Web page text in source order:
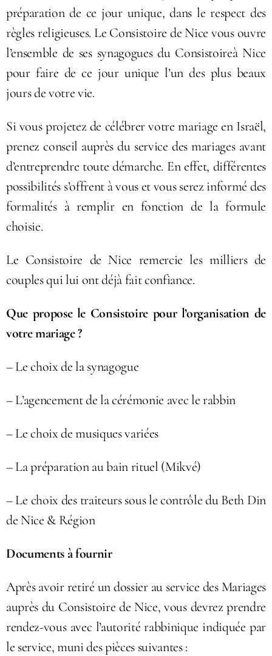
préparation de ce jour unique, dans le respect des
règles religieuses. Le Consistoire de Nice vous ouvre
l’ensemble de ses synagogues du Consistoireà Nice
pour faire de ce jour unique l’un des plus beaux
jours de votre vie.
Si vous projetez de célébrer votre mariage en Israël,
prenez conseil auprès du service des mariages avant
d’entreprendre toute démarche. En effet, différentes
possibilités s’offrent à vous et vous serez informé des
formalités à remplir en fonction de la formule
choisie.
Le Consistoire de Nice remercie les milliers de
couples qui lui ont déjà fait confiance.
Que propose le Consistoire pour l’organisation de
votre mariage ?
– Le choix de la synagogue
– L’agencement de la cérémonie avec le rabbin
– Le choix de musiques variées
– La préparation au bain rituel (Mikvé)
– Le choix des traiteurs sous le contrôle du Beth Din
de Nice & Région
Documents à fournir
Après avoir retiré un dossier au service des Mariages
auprès du Consistoire de Nice, vous devrez prendre
rendez-vous avec l’autorité rabbinique indiquée par
le service, muni des pièces suivantes :